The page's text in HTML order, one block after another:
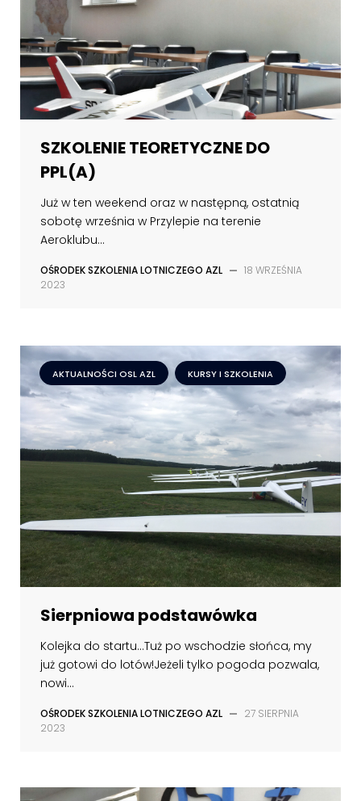
SZKOLENIE TEORETYCZNE DO
PPL(A)
Już w ten weekend oraz w następną, ostatnią
sobotę września w Przylepie na terenie
Aeroklubu...
OŚRODEK SZKOLENIA LOTNICZEGO AZL — 18 WRZEŚNIA
2023
AKTUALNOŚCI OSL AZL KURSY I SZKOLENIA
Sierpniowa podstawówka
Kolejka do startu...Tuż po wschodzie słońca, my
już gotowi do lotów!Jeżeli tylko pogoda pozwala,
nowi...
OŚRODEK SZKOLENIA LOTNICZEGO AZL — 27 SIERPNIA
2023